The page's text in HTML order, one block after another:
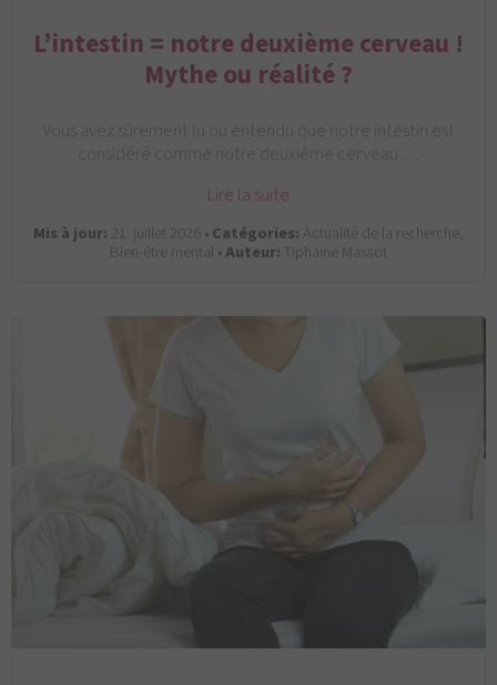
L’intestin = notre deuxième cerveau !
Mythe ou réalité ?
Vous avez sûrement lu ou entendu que notre intestin est
considéré comme notre deuxième cerveau.…
Lire la suite
Mis à jour: 21. juillet 2026 •Catégories: Actualité de la recherche,
Bien-être mental •Auteur: Tiphaine Massot